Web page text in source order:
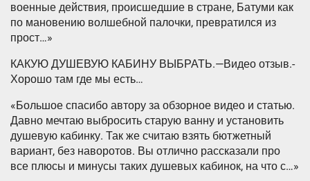
военные действия, происшедшие в стране, Батуми как
по мановению волшебной палочки, превратился из
прост…»
КАКУЮ ДУШЕВУЮ КАБИНУ ВЫБРАТЬ.—Видео отзыв.-
Хорошо там где мы есть…
«Большое спасибо автору за обзорное видео и статью.
Давно мечтаю выбросить старую ванну и установить
душевую кабинку. Так же считаю взять бютжетный
вариант, без наворотов. Вы отлично рассказали про
все плюсы и минусы таких душевых кабинок, на что с…»